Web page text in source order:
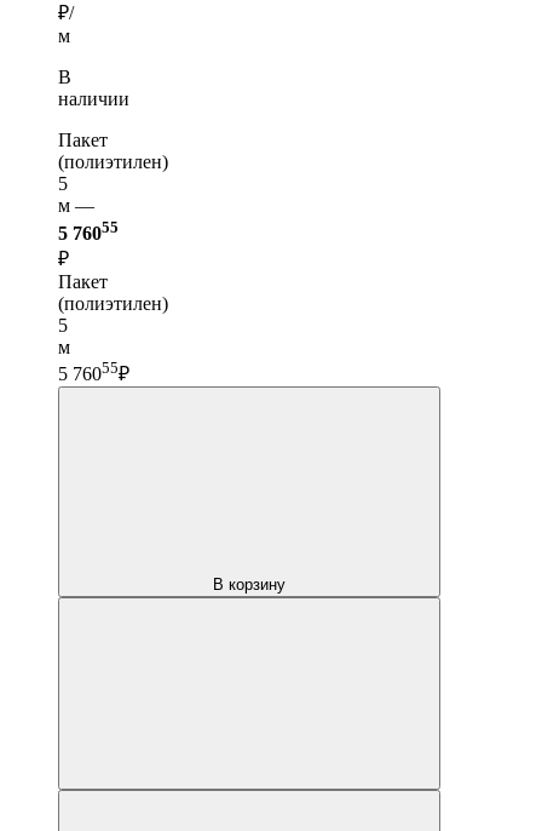
₽/
м
В
наличии
Пакет
(полиэтилен)
5
м —
5 76055
₽
Пакет
(полиэтилен)
5
м
5 76055₽
В корзину